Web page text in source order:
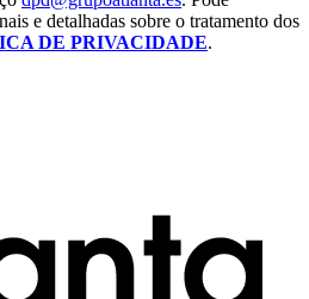
e detalhadas sobre o tratamento dos
DE PRIVACIDADE.